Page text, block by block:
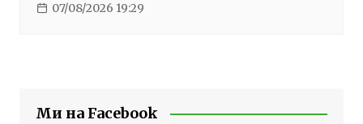
07/08/2026 19:29
Ми на Facebook